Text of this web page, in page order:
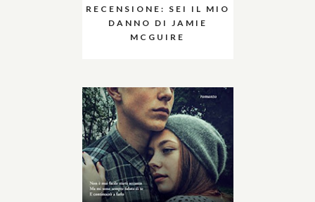
RECENSIONE: SEI IL MIO
DANNO DI JAMIE
MCGUIRE